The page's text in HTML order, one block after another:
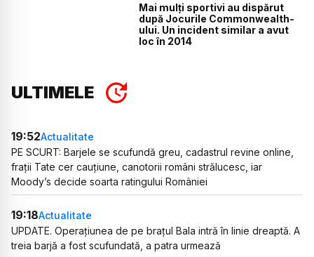
Mai mulți sportivi au dispărut
după Jocurile Commonwealth-
ului. Un incident similar a avut
loc în 2014
ULTIMELE
19:52Actualitate
PE SCURT: Barjele se scufundă greu, cadastrul revine online,
frații Tate cer cauțiune, canotorii români strălucesc, iar
Moody’s decide soarta ratingului României
19:18Actualitate
UPDATE. Operațiunea de pe brațul Bala intră în linie dreaptă. A
treia barjă a fost scufundată, a patra urmează